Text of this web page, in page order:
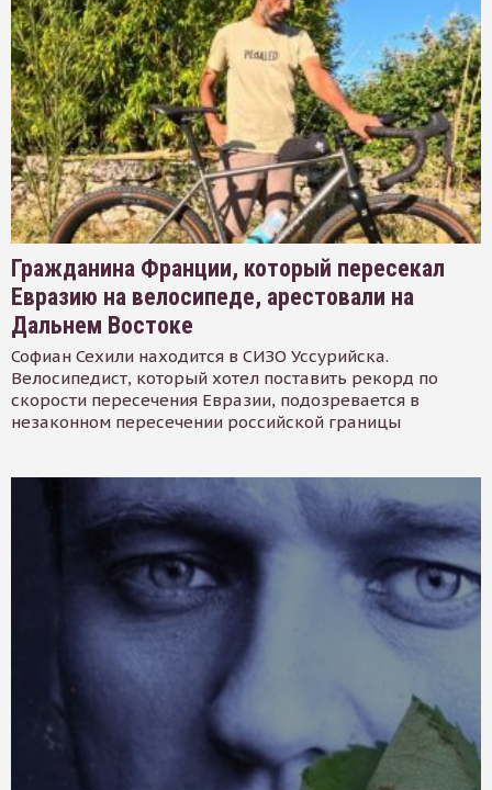
Гражданина Франции, который пересекал
Евразию на велосипеде, арестовали на
Дальнем Востоке
Софиан Сехили находится в СИЗО Уссурийска.
Велосипедист, который хотел поставить рекорд по
скорости пересечения Евразии, подозревается в
незаконном пересечении российской границы